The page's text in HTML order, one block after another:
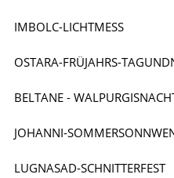
IMBOLC-LICHT­MESS
OSTARA-FRÜJAHRS-
BELTANE -
JOHANNI-
LUGNASAD-SCHNIT­TER­FEST